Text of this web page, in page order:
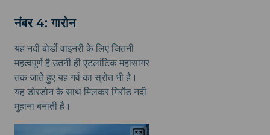
नंबर 4: गारोन
यह नदी बोर्डो वाइनरी के लिए जितनी
महत्वपूर्ण है उतनी ही एटलांटिक महासागर
तक जाते हुए यह गर्व का स्रोत भी है।
यह डोरडोन के साथ मिलकर गिरोंड नदी
मुहाना बनाती है।